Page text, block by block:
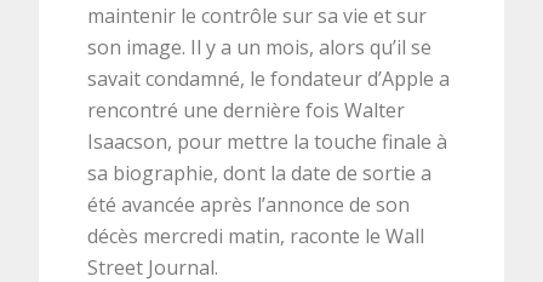
maintenir le contrôle sur sa vie et sur
son image. Il y a un mois, alors qu’il se
savait condamné, le fondateur d’Apple a
rencontré une dernière fois Walter
Isaacson, pour mettre la touche finale à
sa biographie, dont la date de sortie a
été avancée après l’annonce de son
décès mercredi matin, raconte le Wall
Street Journal.